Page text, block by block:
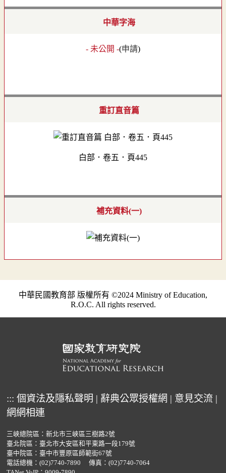
中華字海
- 未公開 -(申請)
重訂直音篇
白部．卷五．頁445
補充資料(一)
中華民國教育部 版權所有 ©2024 Ministry of Education,
R.O.C. All rights reserved.
::: 個資法及隱私聲明 | 辭典公眾授權網 | 意見交流 |
網網相連
三峽總院區：新北市三峽區三樹路2號
臺北院區：臺北市大安區和平東路一段179號
臺中院區：臺中市豐原區師範街67號
電話總機： (02)7740-7890
傳真：(02)7740-7064